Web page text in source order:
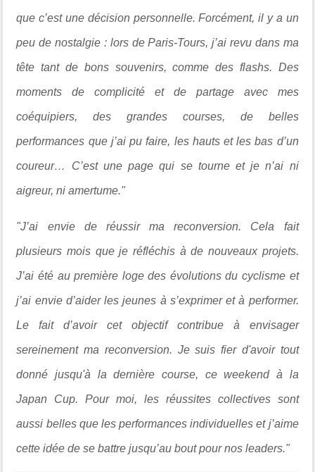
que c’est une décision personnelle. Forcément, il y a un
peu de nostalgie : lors de Paris-Tours, j’ai revu dans ma
tête tant de bons souvenirs, comme des flashs. Des
moments de complicité et de partage avec mes
coéquipiers, des grandes courses, de belles
performances que j’ai pu faire, les hauts et les bas d’un
coureur… C’est une page qui se tourne et je n’ai ni
aigreur, ni amertume."
"J’ai envie de réussir ma reconversion. Cela fait
plusieurs mois que je réfléchis à de nouveaux projets.
J’ai été au première loge des évolutions du cyclisme et
j’ai envie d’aider les jeunes à s’exprimer et à performer.
Le fait d’avoir cet objectif contribue à envisager
sereinement ma reconversion. Je suis fier d'avoir tout
donné jusqu'à la dernière course, ce weekend à la
Japan Cup. Pour moi, les réussites collectives sont
aussi belles que les performances individuelles et j’aime
cette idée de se battre jusqu’au bout pour nos leaders."